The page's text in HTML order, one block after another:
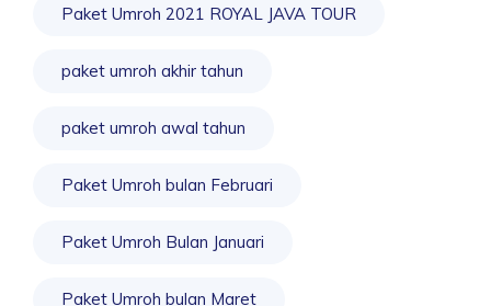
Paket Umroh 2021 ROYAL JAVA TOUR
paket umroh akhir tahun
paket umroh awal tahun
Paket Umroh bulan Februari
Paket Umroh Bulan Januari
Paket Umroh bulan Maret